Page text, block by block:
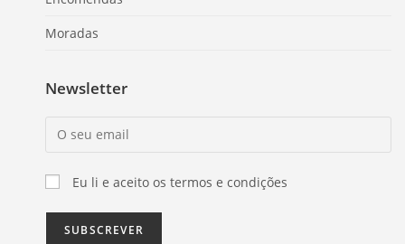
Moradas
Newsletter
Eu li e aceito os termos e condições